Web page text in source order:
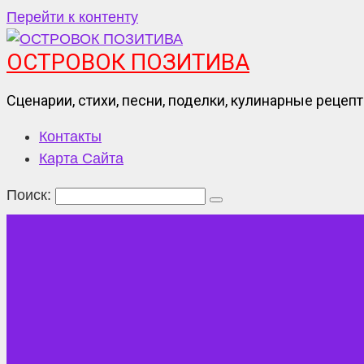
Перейти к контенту
ОСТРОВОК ПОЗИТИВА
Сценарии, стихи, песни, поделки, кулинарные
Контакты
Карта Сайта
Поиск: